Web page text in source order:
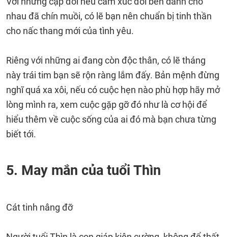
nhau đã chín muồi, có lẽ bạn nên chuẩn bị tinh thần
cho nấc thang mới của tình yêu.
Riêng với những ai đang còn độc thân, có lẽ tháng
này trái tim bạn sẽ rộn ràng lắm đấy. Bản mệnh đừng
nghĩ quá xa xôi, nếu có cuộc hẹn nào phù hợp hãy mở
lòng mình ra, xem cuộc gặp gỡ đó như là cơ hội để
hiểu thêm về cuộc sống của ai đó mà bạn chưa từng
biết tới.
5. May mắn của tuổi Thìn
Cát tinh nâng đỡ